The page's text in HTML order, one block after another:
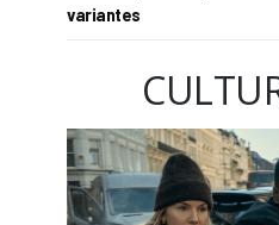
variantes